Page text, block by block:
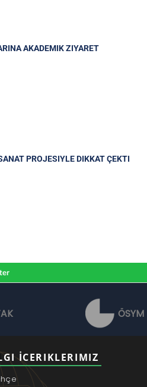
AKADEMIK ZIYARET
PROJESIYLE DIKKAT ÇEKTI
ÖSYM
İCERIKLERIMIZ